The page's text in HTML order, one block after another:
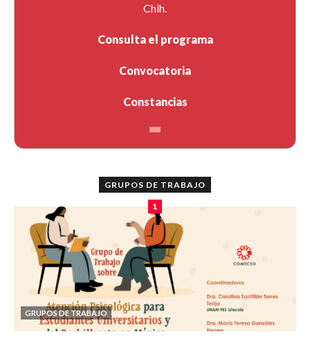
Chih.
Consulta el programa
Convocatoria
Constancias
GRUPOS DE TRABAJO
1
GRUPOS DE TRABAJO